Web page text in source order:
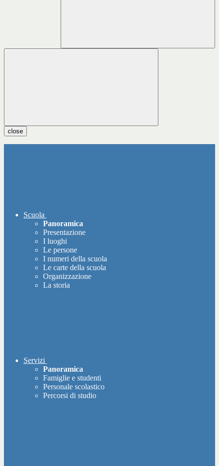
close
Scuola
Panoramica
Presentazione
I luoghi
Le persone
I numeri della scuola
Le carte della scuola
Organizzazione
La storia
Servizi
Panoramica
Famiglie e studenti
Personale scolastico
Percorsi di studio